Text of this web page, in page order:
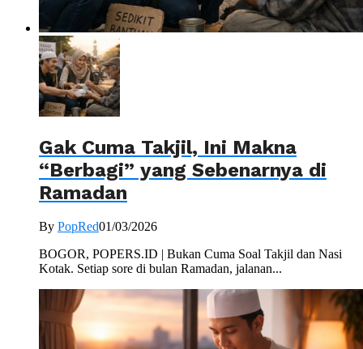
Gak Cuma Takjil, Ini Makna
“Berbagi” yang Sebenarnya di
Ramadan
By PopRed01/03/2026
BOGOR, POPERS.ID | Bukan Cuma Soal Takjil dan Nasi
Kotak. Setiap sore di bulan Ramadan, jalanan...